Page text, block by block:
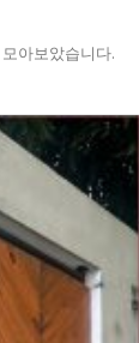
아보았습니다.